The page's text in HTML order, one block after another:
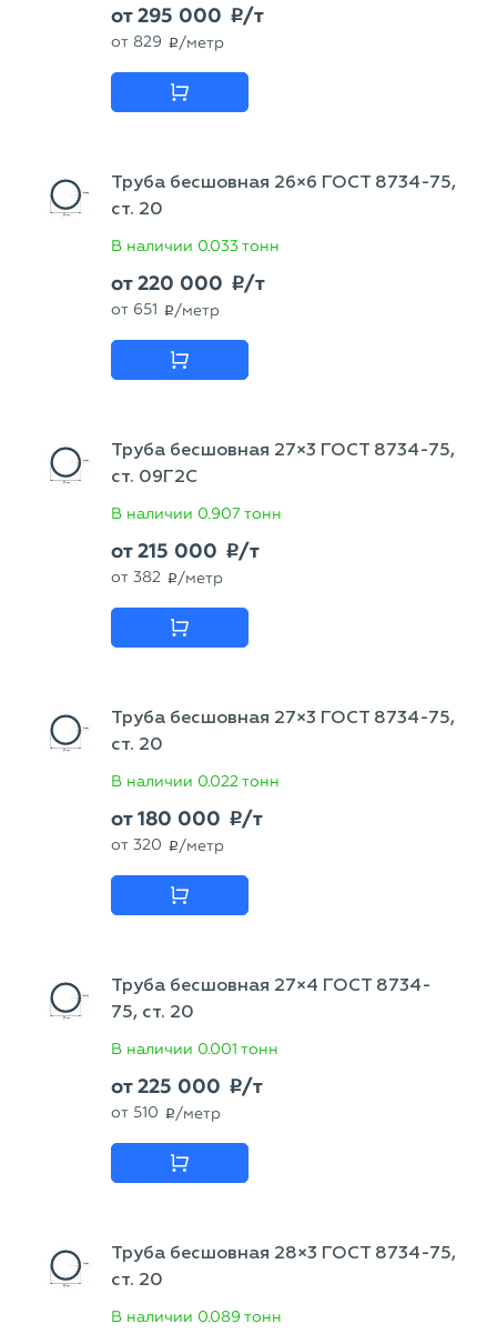
от295 000 p/т
от 829 p /метр
Труба бесшовная 26×6 ГОСТ 8734-75,
ст. 20
В наличии 0.033 тонн
от220 000 p/т
от 651 p /метр
Труба бесшовная 27×3 ГОСТ 8734-75,
ст. 09Г2С
В наличии 0.907 тонн
от215 000 p/т
от 382 p /метр
Труба бесшовная 27×3 ГОСТ 8734-75,
ст. 20
В наличии 0.022 тонн
от180 000 p/т
от 320 p /метр
Труба бесшовная 27×4 ГОСТ 8734-
75, ст. 20
В наличии 0.001 тонн
от225 000 p/т
от 510 p /метр
Труба бесшовная 28×3 ГОСТ 8734-75,
ст. 20
В наличии 0.089 тонн